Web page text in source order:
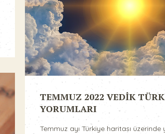
TEMMUZ 2022 VEDİK
YORUMLARI
Temmuz ayı Türkiye haritası